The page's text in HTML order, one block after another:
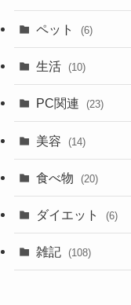
ペット (6)
生活 (10)
PC関連 (23)
美容 (14)
食べ物 (20)
ダイエット (6)
雑記 (108)